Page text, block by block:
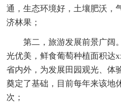
通，生态环境好，土壤肥沃，
济林果；
第二，旅游发展前景广阔
光优美，鲜食葡萄种植面积达
省内外，为发展田园观光、体
奠定了基础，目前每年来该地
次；